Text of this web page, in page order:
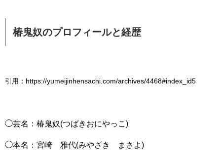
椿鬼奴のプロフィールと経歴
引用：https://yumeijinhensachi.com/archives/4468#index_id5
◯芸名：椿鬼奴(つばきおにやっこ)
◯本名：宮崎 雅代(みやざき まさよ)